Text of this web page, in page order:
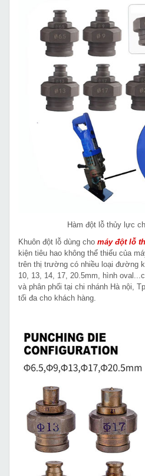
Hàm đột lỗ thủy lực
Khuôn đột lỗ dùng cho máy đột lỗ
kiện tiêu hao không thể thiếu của
trên thị trường có nhiều loại đường
10, 13, 14, 17, 20.5mm, hình
và phân phối tại chi nhánh Hà nội,
tối đa cho khách hàng.